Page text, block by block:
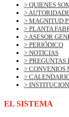
> QUIENES
>
> MAGNITUD
> PLANTA
> ASESOR
> PERIÓDICO
> NOTICIAS
> PREGUNTAS
> CONVENIOS
>
>
EL SISTEMA